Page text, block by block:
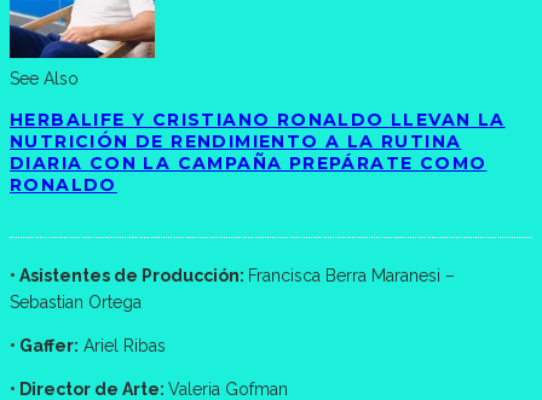
See Also
HERBALIFE Y CRISTIANO RONALDO LLEVAN LA
NUTRICIÓN DE RENDIMIENTO A LA RUTINA
DIARIA CON LA CAMPAÑA PREPÁRATE COMO
RONALDO
• Asistentes de Producción: Francisca Berra Maranesi –
Sebastian Ortega
• Gaffer: Ariel Ribas
• Director de Arte: Valeria Gofman